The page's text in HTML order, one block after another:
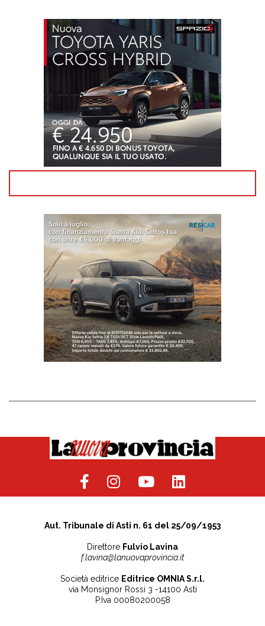
Aut. Tribunale di Asti n. 61 del 25/09/1953
Direttore Fulvio Lavina
f.lavina@lanuovaprovincia.it
Società editrice Editrice OMNIA S.r.l.
via Monsignor Rossi 3 -14100 Asti
P.Iva 00080200058